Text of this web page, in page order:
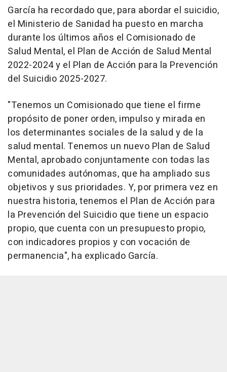
García ha recordado que, para abordar el suicidio,
el Ministerio de Sanidad ha puesto en marcha
durante los últimos años el Comisionado de
Salud Mental, el Plan de Acción de Salud Mental
2022-2024 y el Plan de Acción para la Prevención
del Suicidio 2025-2027.
"Tenemos un Comisionado que tiene el firme
propósito de poner orden, impulso y mirada en
los determinantes sociales de la salud y de la
salud mental. Tenemos un nuevo Plan de Salud
Mental, aprobado conjuntamente con todas las
comunidades autónomas, que ha ampliado sus
objetivos y sus prioridades. Y, por primera vez en
nuestra historia, tenemos el Plan de Acción para
la Prevención del Suicidio que tiene un espacio
propio, que cuenta con un presupuesto propio,
con indicadores propios y con vocación de
permanencia", ha explicado García.